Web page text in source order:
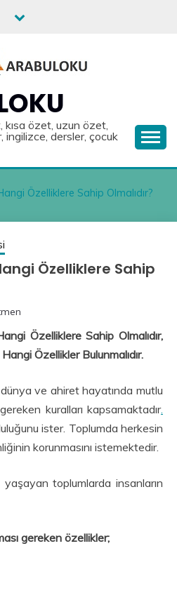
özet, uzun özet,
ingilizce, dersler, çocuk
Özelliklere Sahip Olmalıdır?
Özelliklere Sahip
Özelliklere Sahip Olmalıdır,
Özellikler Bulunmalıdır.
ve ahiret hayatında mutlu
kuralları kapsamaktadır.
ister. Toplumda herkesin
korunmasını istemektedir.
toplumlarda insanların
gereken özellikler;